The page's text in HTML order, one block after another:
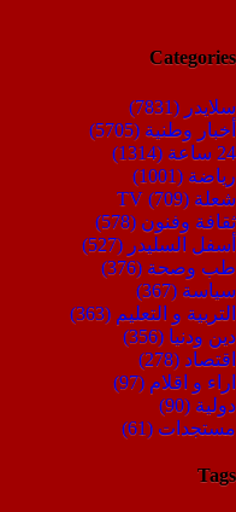
Categories
سلايدر (7831)
أخبار وطنية (5705)
24 ساعة
(1314)
رياضة (1001)
شعلة TV (709)
ثقافة وفنون (578)
أسفل السليدر (527)
طب وصحة (376)
سياسة (367)
التربية و التعليم (363)
دين ودنيا (356)
اقتصاد (278)
اراء و اقلام (97)
دولية (90)
مستجدات (61)
Tags